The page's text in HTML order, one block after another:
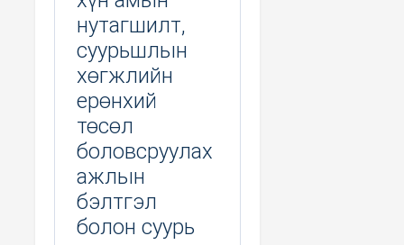
нутагшилт,
суурьшлын
хөгжлийн
ерөнхий
төсөл
боловсруулах
ажлын
бэлтгэл
болон суурь